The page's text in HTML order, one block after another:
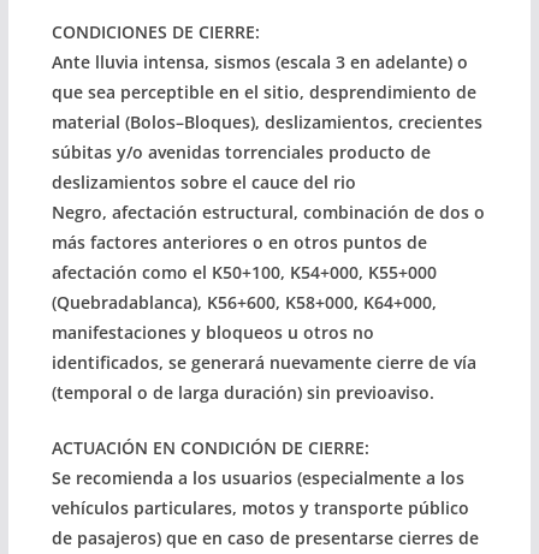
CONDICIONES DE CIERRE:
Ante lluvia intensa, sismos (escala 3 en adelante) o
que sea perceptible en el sitio, desprendimiento de
material (Bolos–Bloques), deslizamientos, crecientes
súbitas y/o avenidas torrenciales producto de
deslizamientos sobre el cauce del rio
Negro, afectación estructural, combinación de dos o
más factores anteriores o en otros puntos de
afectación como el K50+100, K54+000, K55+000
(Quebradablanca), K56+600, K58+000, K64+000,
manifestaciones y bloqueos u otros no
identificados, se generará nuevamente cierre de vía
(temporal o de larga duración) sin previoaviso.
ACTUACIÓN EN CONDICIÓN DE CIERRE:
Se recomienda a los usuarios (especialmente a los
vehículos particulares, motos y transporte público
de pasajeros) que en caso de presentarse cierres de